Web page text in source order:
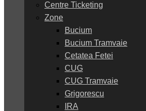
Centre Ticketing
Zone
Bucium
Bucium Tramvaie
Cetatea Fetei
CUG
CUG Tramvaie
Grigorescu
IRA